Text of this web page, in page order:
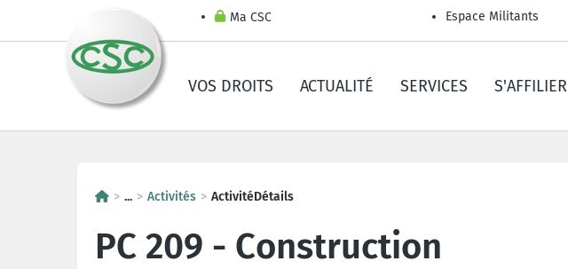
Ma CSC Espace Militants
VOS DROITS ACTUALITÉ SERVICES S'AFFILIER
... Activités ActivitéDétails
PC 209 - Construction